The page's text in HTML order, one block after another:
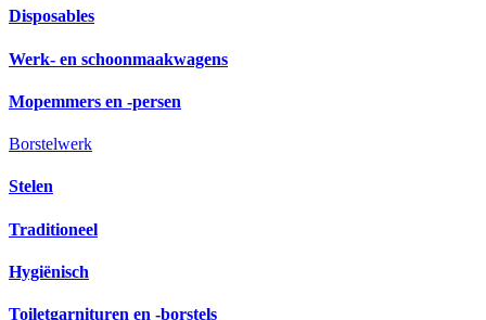
Disposables
Werk- en schoonmaakwagens
Mopemmers en -persen
Borstelwerk
Stelen
Traditioneel
Hygiënisch
Toiletgarnituren en -borstels